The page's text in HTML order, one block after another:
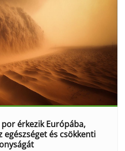
érkezik Európába,
egészséget és csökkenti